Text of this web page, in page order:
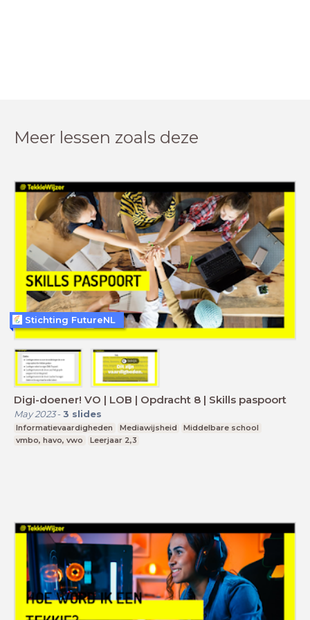
Meer lessen zoals deze
Digi-doener! VO | LOB | Opdracht 8 | Skills paspoort
May 2023- 3 slides
Informatievaardigheden Mediawijsheid
Middelbare school
vmbo, havo, vwo
Leerjaar 2,3
Stichting FutureNL